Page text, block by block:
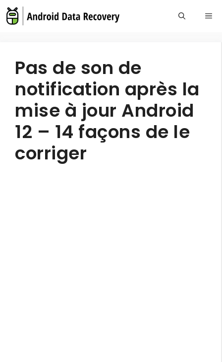
Skip
to
Pas de son de
notification après la
mise à jour Android
12 – 14 façons de le
corriger